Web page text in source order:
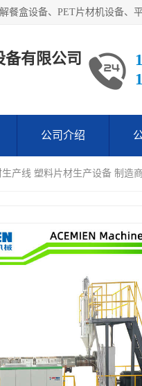
有限公司
公司介绍
生产线 塑料片材生产设备 制造商